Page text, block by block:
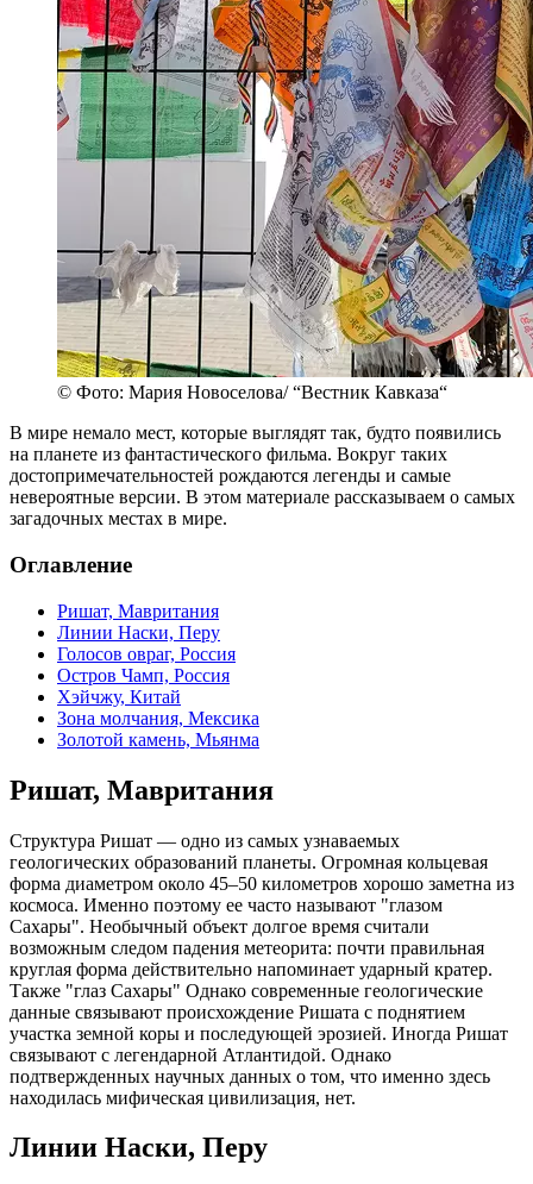
© Фото: Мария Новоселова/ “Вестник Кавказа“
В мире немало мест, которые выглядят так, будто появились
на планете из фантастического фильма. Вокруг таких
достопримечательностей рождаются легенды и самые
невероятные версии. В этом материале рассказываем о самых
загадочных местах в мире.
Оглавление
Ришат, Мавритания
Линии Наски, Перу
Голосов овраг, Россия
Остров Чамп, Россия
Хэйчжу, Китай
Зона молчания, Мексика
Золотой камень, Мьянма
Ришат, Мавритания
Структура Ришат — одно из самых узнаваемых
геологических образований планеты. Огромная кольцевая
форма диаметром около 45–50 километров хорошо заметна из
космоса. Именно поэтому ее часто называют "глазом
Сахары". Необычный объект долгое время считали
возможным следом падения метеорита: почти правильная
круглая форма действительно напоминает ударный кратер.
Также "глаз Сахары" Однако современные геологические
данные связывают происхождение Ришата с поднятием
участка земной коры и последующей эрозией. Иногда Ришат
связывают с легендарной Атлантидой. Однако
подтвержденных научных данных о том, что именно здесь
находилась мифическая цивилизация, нет.
Линии Наски, Перу